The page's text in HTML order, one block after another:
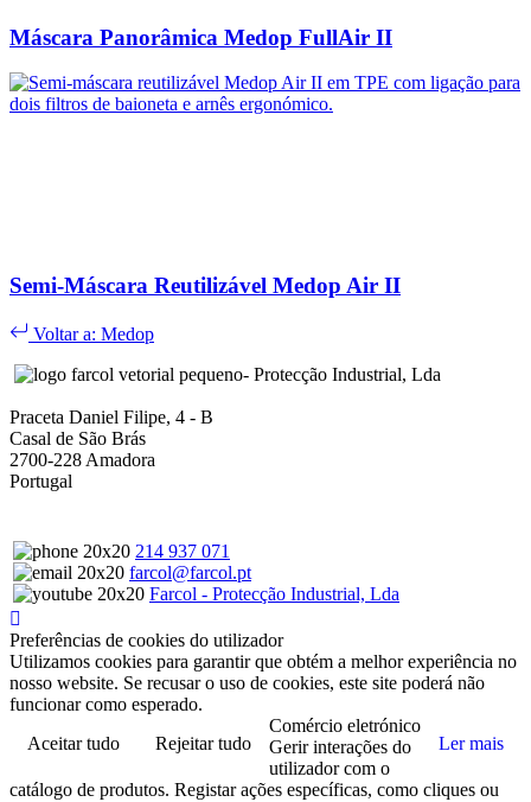
Máscara Panorâmica Medop FullAir II
Semi-Máscara Reutilizável Medop Air II
Voltar a: Medop
- Protecção Industrial, Lda
Praceta Daniel Filipe, 4 - B
Casal de São Brás
2700-228 Amadora
Portugal
214 937 071
farcol@farcol.pt
Farcol - Protecção Industrial, Lda
Preferências de cookies do utilizador
Utilizamos cookies para garantir que obtém a melhor experiência no
nosso website. Se recusar o uso de cookies, este site poderá não
funcionar como esperado.
Aceitar tudo
Rejeitar tudo Ler mais
Comércio eletrónico
Gerir interações do
utilizador com o
catálogo de produtos. Registar ações específicas, como cliques ou